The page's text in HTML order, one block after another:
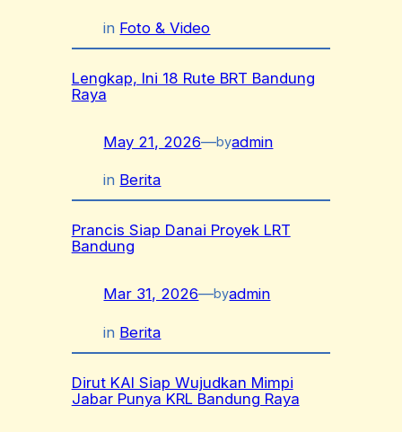
in Foto & Video
Lengkap, Ini 18 Rute BRT Bandung
Raya
May 21, 2026—byadmin
in Berita
Prancis Siap Danai Proyek LRT
Bandung
Mar 31, 2026—byadmin
in Berita
Dirut KAI Siap Wujudkan Mimpi
Jabar Punya KRL Bandung Raya